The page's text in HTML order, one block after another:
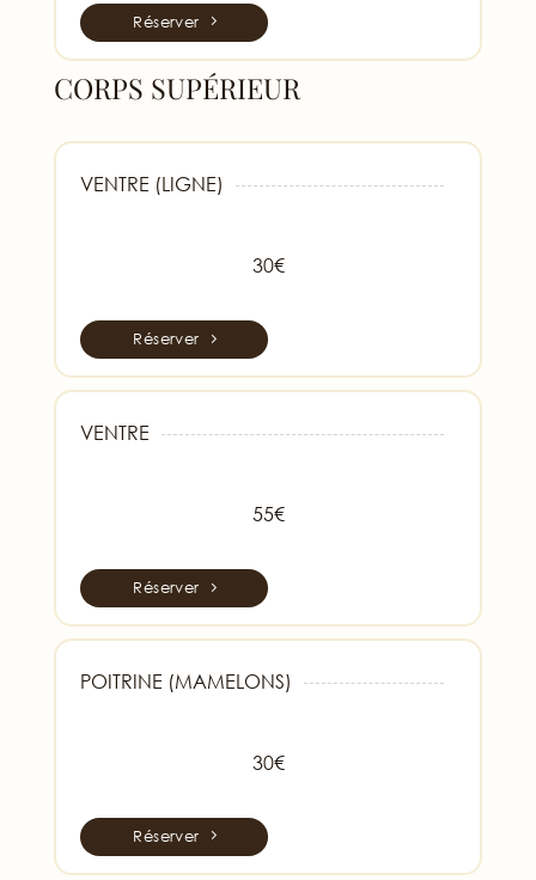
Réserver
CORPS SUPÉRIEUR
VENTRE (LIGNE)
30€
Réserver
VENTRE
55€
Réserver
POITRINE (MAMELONS)
30€
Réserver